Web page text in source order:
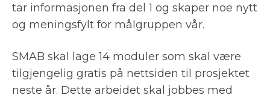
tar informasjonen fra del 1 og skaper noe nytt
og meningsfylt for målgruppen vår.
SMAB skal lage 14 moduler som skal være
tilgjengelig gratis på nettsiden til prosjektet
neste år. Dette arbeidet skal jobbes med